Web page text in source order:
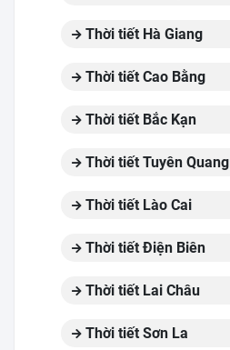
Thời tiết Hà Giang
Thời tiết Cao Bằng
Thời tiết Bắc Kạn
Thời tiết Tuyên Quang
Thời tiết Lào Cai
Thời tiết Điện Biên
Thời tiết Lai Châu
Thời tiết Sơn La